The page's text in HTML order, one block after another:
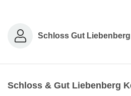
Schloss Gut Liebenberg
Schloss & Gut Liebenberg